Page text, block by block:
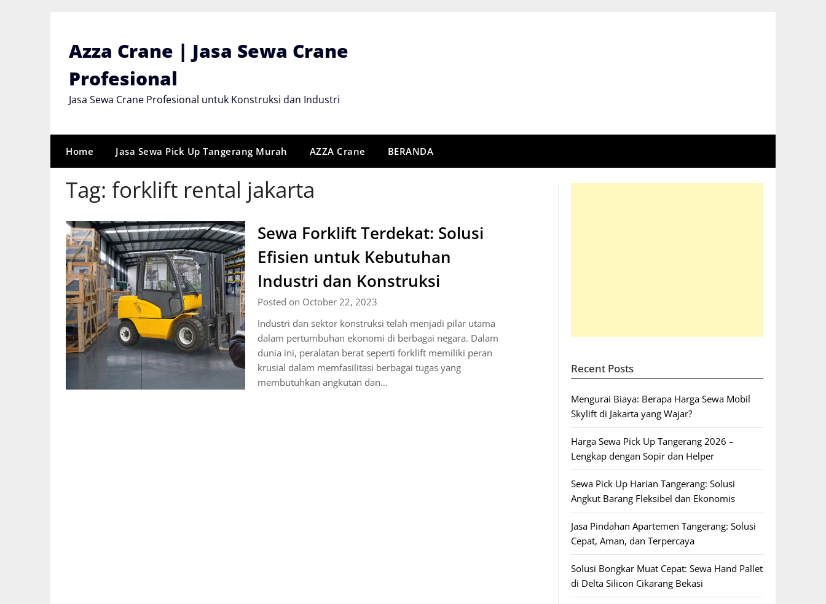
Azza Crane | Jasa Sewa Crane
Profesional
Jasa Sewa Crane Profesional untuk Konstruksi dan Industri
Home Jasa Sewa Pick Up Tangerang Murah AZZA Crane BERANDA
Tag: forklift rental jakarta
Sewa Forklift Terdekat: Solusi
Efisien untuk Kebutuhan
Industri dan Konstruksi
Posted on October 22, 2023
Industri dan sektor konstruksi telah menjadi pilar utama
dalam pertumbuhan ekonomi di berbagai negara. Dalam
dunia ini, peralatan berat seperti forklift memiliki peran
krusial dalam memfasilitasi berbagai tugas yang
membutuhkan angkutan dan…
Recent Posts
Mengurai Biaya: Berapa Harga Sewa Mobil
Skylift di Jakarta yang Wajar?
Harga Sewa Pick Up Tangerang 2026 –
Lengkap dengan Sopir dan Helper
Sewa Pick Up Harian Tangerang: Solusi
Angkut Barang Fleksibel dan Ekonomis
Jasa Pindahan Apartemen Tangerang: Solusi
Cepat, Aman, dan Terpercaya
Solusi Bongkar Muat Cepat: Sewa Hand Pallet
di Delta Silicon Cikarang Bekasi